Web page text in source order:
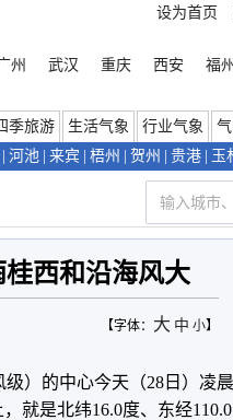
设为首页
州 武汉 重庆 西安 福州
季旅游 生活气象 行业气象
河池 来宾 梧州 贺州 贵港 玉
西和沿海风大
【字体： 大 中 小】
）的中心今天（28日）凌晨
就是北纬16.0度、东经110.0